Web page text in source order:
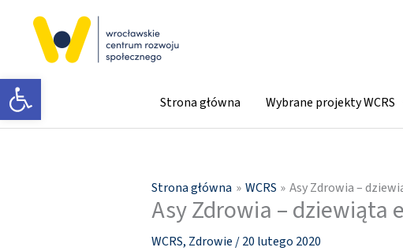
Otwórz pasek narzędzi Strona główna Wybrane projekty WCRS
Strona główna WCRS Asy Zdrowia –
Asy Zdrowia – dziewiąta
WCRS, Zdrowie /20 lutego 2020